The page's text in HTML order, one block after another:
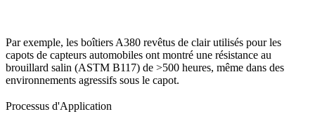
Par exemple, les boîtiers A380 revêtus de clair utilisés pour les
capots de capteurs automobiles ont montré une résistance au
brouillard salin (ASTM B117) de >500 heures, même dans des
environnements agressifs sous le capot.
Processus d'Application